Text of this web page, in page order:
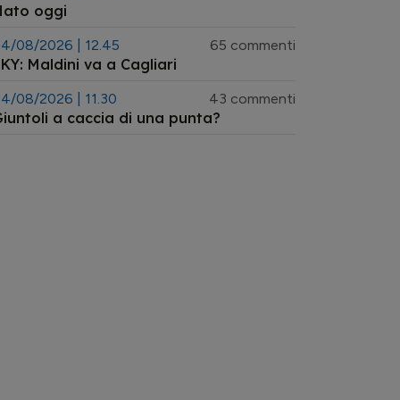
oggi
08/2026 | 12.45 65 commenti
Maldini va a Cagliari
08/2026 | 11.30 43 commenti
a caccia di una punta?